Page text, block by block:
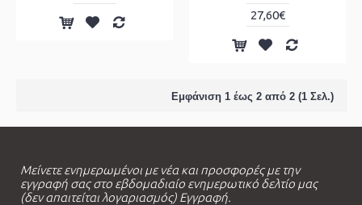
27,60€
Εμφάνιση 1 έως 2 από 2 (1 Σελ.)
Μείνετε ενημερωμένοι με νέα και προσφορές με την
εγγραφή σας στο εβδομαδιαίο ενημερωτικό δελτίο μας
(δεν απαιτείται λογαριασμός) Εγγραφή.